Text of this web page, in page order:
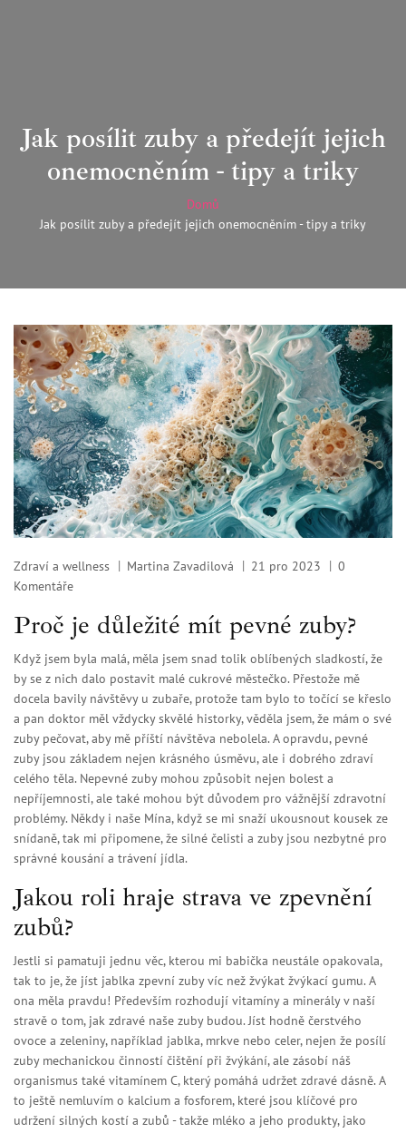
Jak posílit zuby a předejít jejich
onemocněním - tipy a triky
Domů
Jak posílit zuby a předejít jejich onemocněním - tipy a triky
Zdraví a wellness Martina Zavadilová 21 pro 2023
0
Komentáře
Proč je důležité mít pevné zuby?
Když jsem byla malá, měla jsem snad tolik oblíbených sladkostí, že
by se z nich dalo postavit malé cukrové městečko. Přestože mě
docela bavily návštěvy u zubaře, protože tam bylo to točící se křeslo
a pan doktor měl vždycky skvělé historky, věděla jsem, že mám o své
zuby pečovat, aby mě příští návštěva nebolela. A opravdu, pevné
zuby jsou základem nejen krásného úsměvu, ale i dobrého zdraví
celého těla. Nepevné zuby mohou způsobit nejen bolest a
nepříjemnosti, ale také mohou být důvodem pro vážnější zdravotní
problémy. Někdy i naše Mína, když se mi snaží ukousnout kousek ze
snídaně, tak mi připomene, že silné čelisti a zuby jsou nezbytné pro
správné kousání a trávení jídla.
Jakou roli hraje strava ve zpevnění
zubů?
Jestli si pamatuji jednu věc, kterou mi babička neustále opakovala,
tak to je, že jíst jablka zpevní zuby víc než žvýkat žvýkací gumu. A
ona měla pravdu! Především rozhodují vitamíny a minerály v naší
stravě o tom, jak zdravé naše zuby budou. Jíst hodně čerstvého
ovoce a zeleniny, například jablka, mrkve nebo celer, nejen že posílí
zuby mechanickou činností čištění při žvýkání, ale zásobí náš
organismus také vitamínem C, který pomáhá udržet zdravé dásně. A
to ještě nemluvím o kalcium a fosforem, které jsou klíčové pro
udržení silných kostí a zubů - takže mléko a jeho produkty, jako